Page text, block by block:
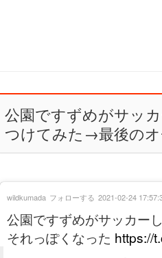
公園ですずめがサッ
つけてみた→最後の
公園ですずめがサッカー
それっぽくなった https://
wildkumada フォローする 2021-02-24